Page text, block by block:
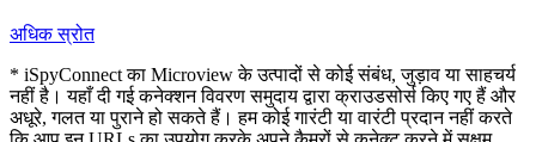
अधिक स्रोत
* iSpyConnect का Microview के उत्पादों से कोई संबंध, जुड़ाव या साहचर्य
नहीं है। यहाँ दी गई कनेक्शन विवरण समुदाय द्वारा क्राउडसोर्स किए गए हैं और
अधूरे, गलत या पुराने हो सकते हैं। हम कोई गारंटी या वारंटी प्रदान नहीं करते